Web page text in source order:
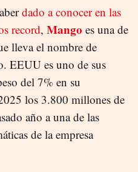
dado a conocer en las
record, Mango es una de
lleva el nombre de
EEUU es uno de sus
del 7% en su
los 3.800 millones de
año a una de las
de la empresa